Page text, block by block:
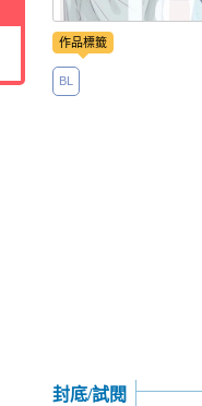
作品標籤
BL
封底/試閱